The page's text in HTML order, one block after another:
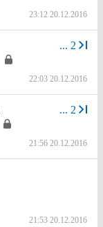
23:12 20.12.2016
... 2
22:03 20.12.2016
... 2
21:56 20.12.2016
21:53 20.12.2016